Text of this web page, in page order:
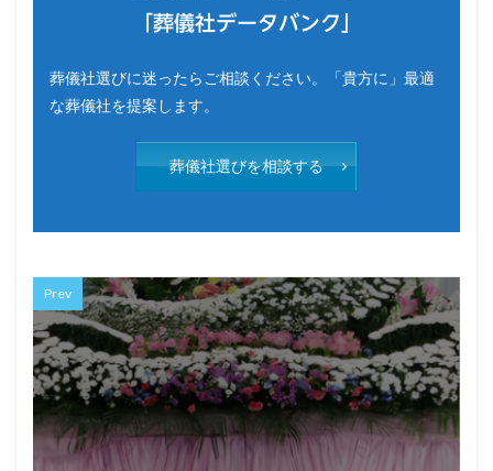
「葬儀社データバンク」
葬儀社選びに迷ったらご相談ください。「貴方に」最適
な葬儀社を提案します。
葬儀社選びを相談する
Prev